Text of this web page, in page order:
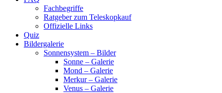
Fachbegriffe
Ratgeber zum Teleskopkauf
Offizielle Links
Quiz
Bildergalerie
Sonnensystem – Bilder
Sonne – Galerie
Mond – Galerie
Merkur – Galerie
Venus – Galerie